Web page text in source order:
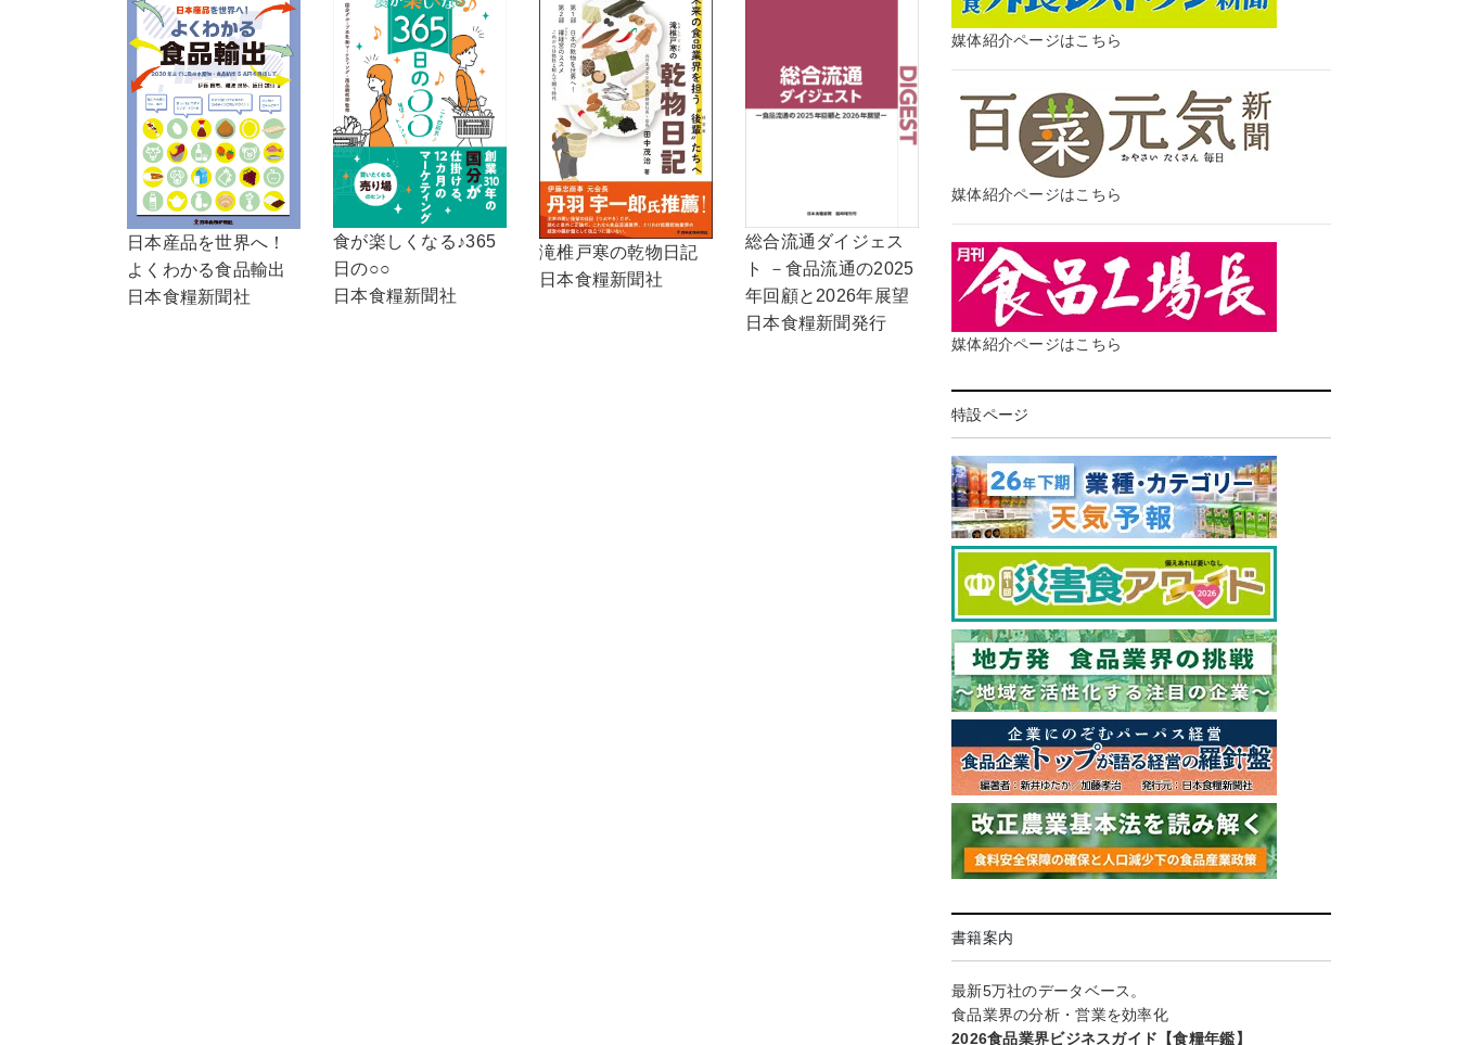
日本産品を世界へ！
よくわかる食品輸出
日本食糧新聞社
食が楽しくなる♪365
日の○○
日本食糧新聞社
滝椎戸寒の乾物日記
日本食糧新聞社
総合流通ダイジェス
ト －食品流通の2025
年回顧と2026年展望
日本食糧新聞発行
媒体紹介ページはこちら
媒体紹介ページはこちら
媒体紹介ページはこちら
特設ページ
書籍案内
最新5万社のデータベース。
食品業界の分析・営業を効率化
2026食品業界ビジネスガイド【食糧年鑑】